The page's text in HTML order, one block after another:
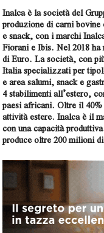
Inalca è la società del
produzione di carni
e snack, con i marchi
Fiorani e Ibis. Nel 2018
di Euro. La società, con
Italia specializzati per
e area salumi, snack e
4 stabilimenti all’estero,
paesi africani. Oltre il
attività estere. Inalca è il
con una capacità
produce oltre 200 milioni